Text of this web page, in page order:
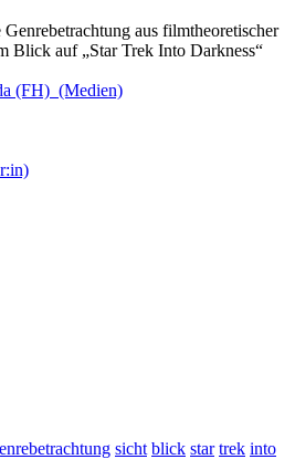
aus filmtheoretischer
Blick auf „Star Trek Into Darkness“
(FH) (Medien)
sicht blick star trek into